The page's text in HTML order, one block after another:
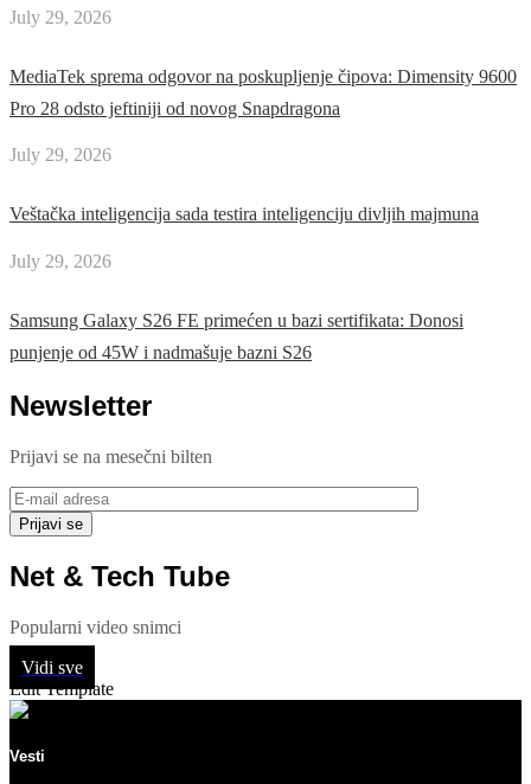
July 29, 2026
MediaTek sprema odgovor na poskupljenje čipova: Dimensity 9600
Pro 28 odsto jeftiniji od novog Snapdragona
July 29, 2026
Veštačka inteligencija sada testira inteligenciju divljih majmuna
July 29, 2026
Samsung Galaxy S26 FE primećen u bazi sertifikata: Donosi
punjenje od 45W i nadmašuje bazni S26
Newsletter
Prijavi se na mesečni bilten
Net & Tech Tube
Popularni video snimci
Vidi sve
Edit Template
Vesti